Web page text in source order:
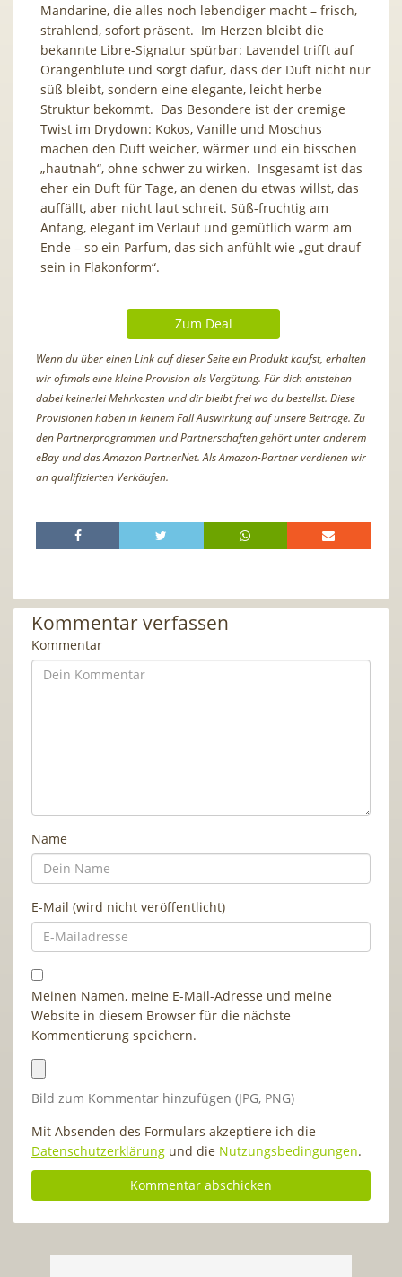
Mandarine, die alles noch lebendiger macht – frisch,
strahlend, sofort präsent. Im Herzen bleibt die
bekannte Libre-Signatur spürbar: Lavendel trifft auf
Orangenblüte und sorgt dafür, dass der Duft nicht nur
süß bleibt, sondern eine elegante, leicht herbe
Struktur bekommt. Das Besondere ist der cremige
Twist im Drydown: Kokos, Vanille und Moschus
machen den Duft weicher, wärmer und ein bisschen
„hautnah“, ohne schwer zu wirken. Insgesamt ist das
eher ein Duft für Tage, an denen du etwas willst, das
auffällt, aber nicht laut schreit. Süß-fruchtig am
Anfang, elegant im Verlauf und gemütlich warm am
Ende – so ein Parfum, das sich anfühlt wie „gut drauf
sein in Flakonform“.
Zum Deal
Wenn du über einen Link auf dieser Seite ein Produkt kaufst, erhalten
wir oftmals eine kleine Provision als Vergütung. Für dich entstehen
dabei keinerlei Mehrkosten und dir bleibt frei wo du bestellst. Diese
Provisionen haben in keinem Fall Auswirkung auf unsere Beiträge. Zu
den Partnerprogrammen und Partnerschaften gehört unter anderem
eBay und das Amazon PartnerNet. Als Amazon-Partner verdienen wir
an qualifizierten Verkäufen.
Kommentar verfassen
Kommentar
Name
E-Mail (wird nicht veröffentlicht)
Meinen Namen, meine E-Mail-Adresse und meine
Website in diesem Browser für die nächste
Kommentierung speichern.
Bild zum Kommentar hinzufügen (JPG, PNG)
Mit Absenden des Formulars akzeptiere ich die
Datenschutzerklärung und die Nutzungsbedingungen.